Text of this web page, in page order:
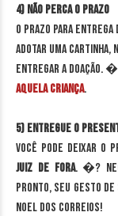
4) Não perca o prazo
O prazo para
adotar uma cartinha,
entregar a doação.
aquela criança.
5) Entregue o
Você pode deixar o
Juiz de Fora. �?
pronto, seu gesto de
Noel dos Correios!